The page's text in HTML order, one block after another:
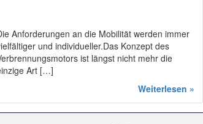
Anforderungen an die Mobilität werden immer
und individueller.Das Konzept des
ist längst nicht mehr die
Art […]
Weiterlesen »